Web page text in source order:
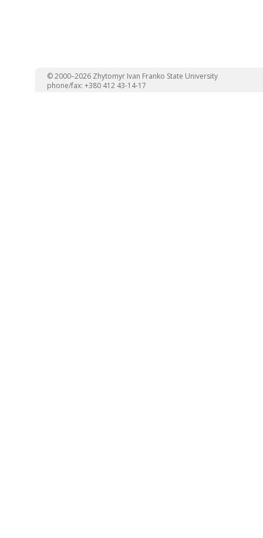
© 2000–2026 Zhytomyr Ivan Franko State University
phone/fax: +380 412 43-14-17